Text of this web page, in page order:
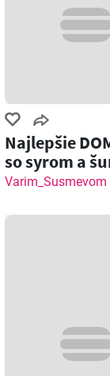
Najlepšie
so syrom a
Varim_Susmevom